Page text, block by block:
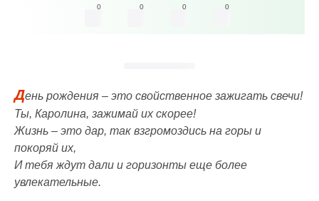
0 0 0 0
День рождения – это свойственное зажигать свечи!
Ты, Каролина, зажимай их скорее!
Жизнь – это дар, так взгромоздись на горы и
покоряй их,
И тебя ждут дали и горизонты еще более
увлекательные.